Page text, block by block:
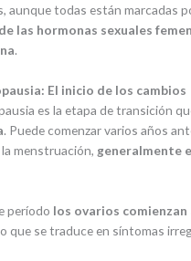
aunque todas están marcadas
las hormonas sexuales
.
El inicio de los cambios
es la etapa de transición
. Puede comenzar varios años
menstruación, generalmente
período los ovarios
que se traduce en síntomas